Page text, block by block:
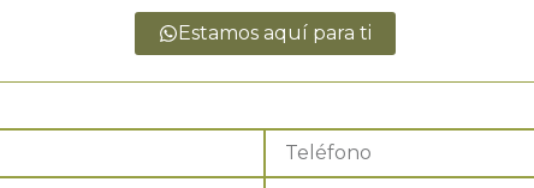
Estamos aquí para ti
Teléfono